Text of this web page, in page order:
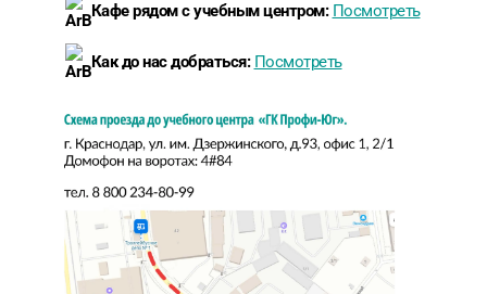
Кафе рядом с учебным центром: Посмотреть
Как до нас добраться: Посмотреть